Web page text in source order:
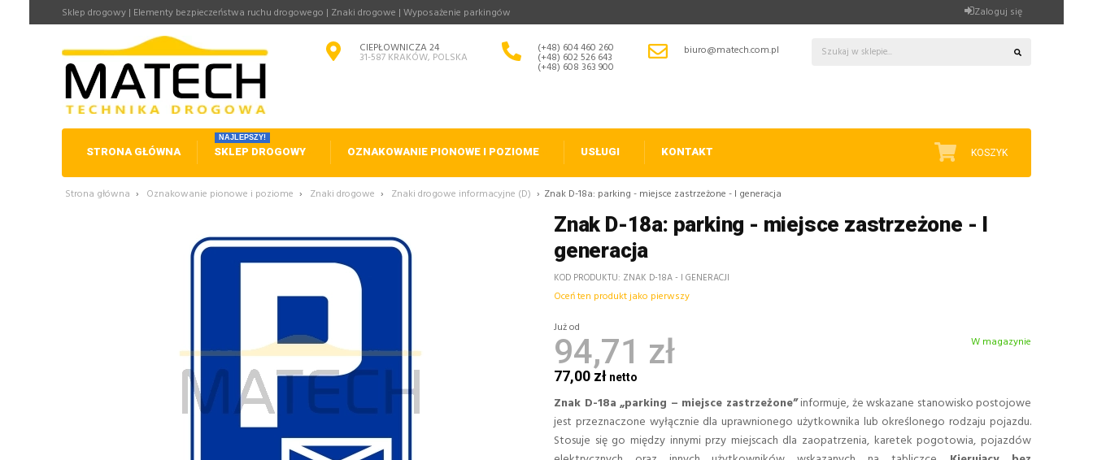
Sklep drogowy | Elementy bezpieczeństwa ruchu drogowego | Znaki drogowe | Wyposażenie parkingów Zaloguj się
CIEPŁOWNICZA 24
31-587 KRAKÓW, POLSKA
(+48) 604 460 260
(+48) 602 526 643
(+48) 608 363 900
biuro@matech.com.pl
STRONA GŁÓWNA SKLEP DROGOWY
NAJLEPSZY!
OZNAKOWANIE PIONOWE I POZIOME USŁUGI KONTAKT KOSZYK
Strona główna › Oznakowanie pionowe i poziome › Znaki drogowe › Znaki drogowe informacyjne (D) › Znak D-18a: parking - miejsce zastrzeżone - I generacja
Znak D-18a: parking - miejsce zastrzeżone - I
generacja
KOD PRODUKTU ZNAK D-18A - I GENERACJI
Oceń ten produkt jako pierwszy
Już od
94,71 zł
77,00 zł
W magazynie
Znak D-18a „parking – miejsce zastrzeżone”informuje, że wskazane stanowisko postojowe
jest przeznaczone wyłącznie dla uprawnionego użytkownika lub określonego rodzaju pojazdu.
Stosuje się go między innymi przy miejscach dla zaopatrzenia, karetek pogotowia, pojazdów